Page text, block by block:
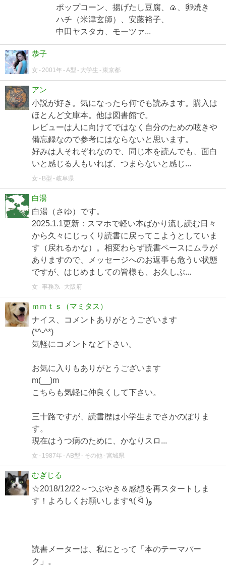
ポップコーン、揚げたし豆腐、🍙、卵焼き
ハチ（米津玄師）、安藤裕子、
中田ヤスタカ、モーツァ...
恭子
女 2001年 A型 大学生 東京都
アン
小説が好き。気になったら何でも読みます。購入は
ほとんど文庫本。他は図書館で。
レビューは人に向けてではなく自分のための呟きや
備忘録なので参考にはならないと思います。
好みは人それぞれなので、同じ本を読んでも、面白
いと感じる人もいれば、つまらないと感じ...
女 B型 岐阜県
白湯
白湯（さゆ）です。
2025.1.1更新：スマホで軽い本ばかり流し読む日々
から久々にじっくり読書に戻ってこようとしていま
す（戻れるかな）。相変わらず読書ペースにムラが
ありますので、メッセージへのお返事も危うい状態
ですが、はじめましての皆様も、お久しぶ...
女 事務系 大阪府
ｍｍｔｓ（マミタス）
ナイス、コメントありがとうございます
(*^-^*)
気軽にコメントなど下さい。
お気に入りもありがとうございます
m(__)m
こちらも気軽に仲良くして下さい。
三十路ですが、読書歴は小学生までさかのぼりま
す。
現在はうつ病のために、かなりスロ...
女 1987年 AB型 その他 宮城県
むぎじる
☆2018/12/22～つぶやき＆感想を再スタートしま
す！よろしくお願いします٩( ᐛ )و
読書メーターは、私にとって「本のテーマパー
ク」。